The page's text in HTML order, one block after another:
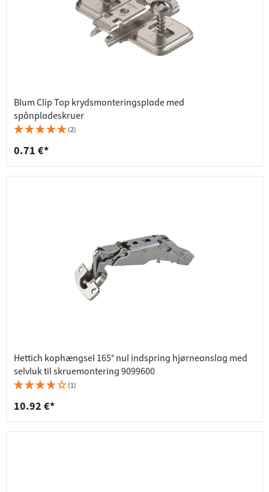
Blum Clip Top krydsmonteringsplade med
spånpladeskruer
(2)
0.71 €*
Hettich kophængsel 165° nul indspring hjørneanslag med
selvluk til skruemontering 9099600
(1)
10.92 €*